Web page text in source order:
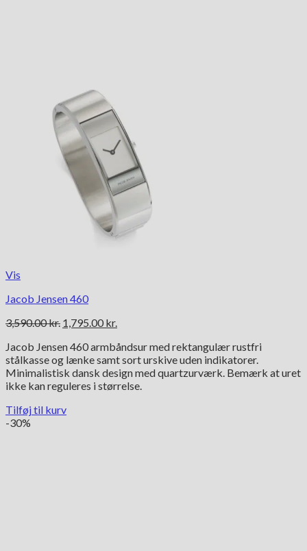
Vis
Jacob Jensen 460
3,590.00kr. Den
pris
var:
3,590.00 kr..
1,795.00 kr.
pris
er:
1,795.00 kr..
Jacob Jensen 460 armbåndsur med rektangulær rustfri
stålkasse og lænke samt sort urskive uden indikatorer.
Minimalistisk dansk design med quartzurværk. Bemærk at uret
ikke kan reguleres i størrelse.
Tilføj til kurv
-30%